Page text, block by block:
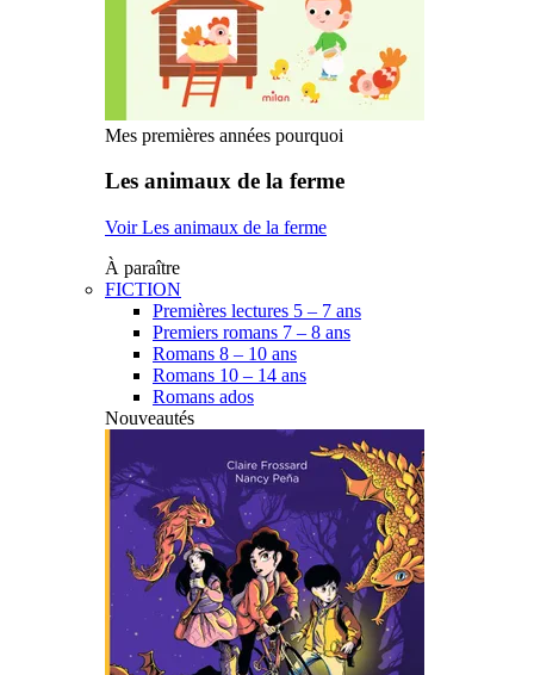
Mes premières années pourquoi
Les animaux de la ferme
Voir Les animaux de la ferme
À paraître
FICTION
Premières lectures 5 – 7 ans
Premiers romans 7 – 8 ans
Romans 8 – 10 ans
Romans 10 – 14 ans
Romans ados
Nouveautés